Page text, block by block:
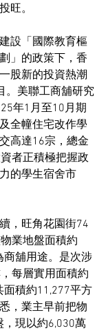
旺。
設「國際教育樞
」的政策下，香
股新的投資熱潮
美聯工商舖研究
年1月至10月期
全幢住宅改作學
高達16宗，總金
者正積極把握政
的學生宿舍市
，旺角花園街74
業地盤面積約
商舖用途。是次涉
每層實用面積約
面積約11,277平方
，業主早前把物
現以約6,030萬